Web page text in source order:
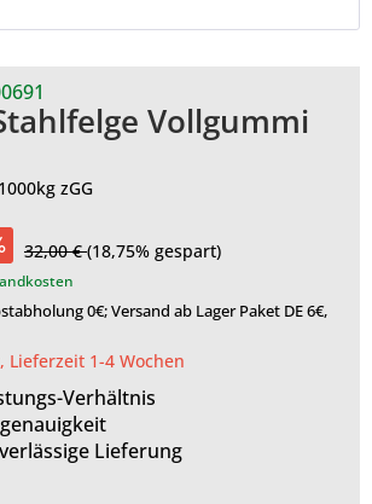
Vollgummi
zGG
32,00 €(18,75% gespart)
0€; Versand ab Lager Paket DE 6€,
Lieferzeit 1-4 Wochen
Verhältnis
Lieferung